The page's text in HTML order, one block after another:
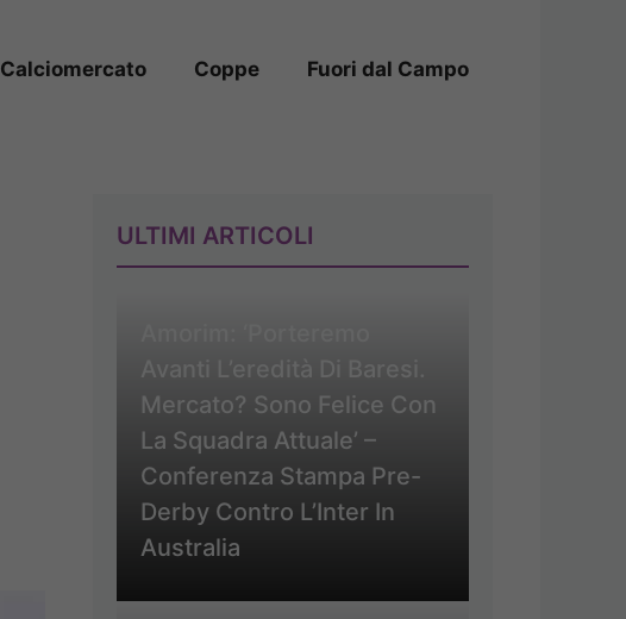
Calciomercato Coppe Fuori dal Campo
ULTIMI ARTICOLI
Avanti L’eredità Di Baresi.
Mercato? Sono Felice Con
La Squadra Attuale’ –
Conferenza Stampa Pre-
Derby Contro L’Inter In
Australia